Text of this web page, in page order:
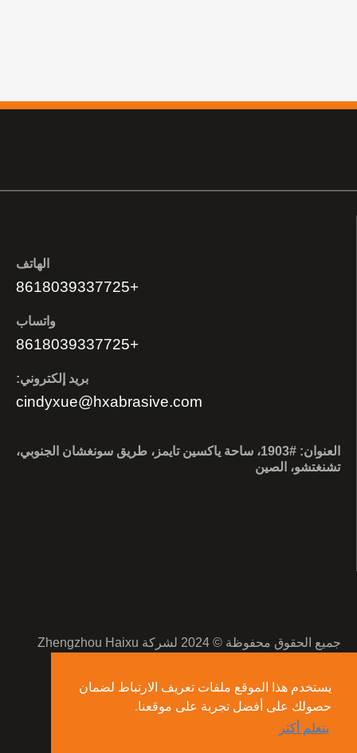
يستخدم هذا الموقع ملفات تعريف الارتباط لضمان
حصولك على أفضل تجربة على موقعنا.
يتعلم أكثر
الهاتف
+8618039337725
واتساب
+8618039337725
بريد إلكتروني:
cindyxue@hxabrasive.com
العنوان: #1903، ساحة ياكسين تايمز، طريق سونغشان الجنوبي،
تشنغتشو، الصين
جميع الحقوق محفوظة © 2024 لشركة Zhengzhou Haixu
خريطة الموقع